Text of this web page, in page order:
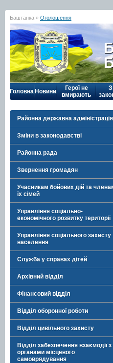
Баштанка » Оголошення
Головна Новини
Герої не
вмирають
Районна державна адміністрація
Зміни в законодавстві
Районна рада
Звернення громадян
Учасникам бойових дій та
їх сімей
Управління соціально-
економічного розвитку території
Управління соціального захисту
населення
Служба у справах дітей
Архівний відділ
Фінансовий відділ
Відділ оборонної роботи
Відділ цивільного захисту
Відділ забезпечення взаємодії з
органами місцевого
самоврядування